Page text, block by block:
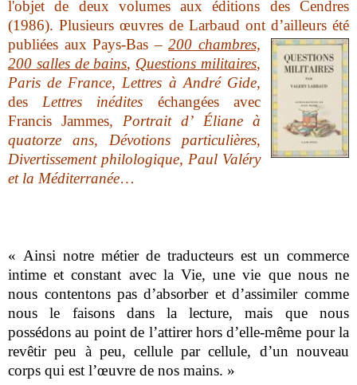
l'objet de deux volumes aux éditions des Cendres
(1986). Plusieurs œuvres de Larbaud ont d’ailleurs été
publiées aux Pays-Bas –200 chambres,
200 salles de bains, Questions militaires,
Paris de France,Lettres à André Gide,
desLettres inédites échangées avec
Francis Jammes, Portrait d’ Éliane à
quatorze ans, Dévotions particulières,
Divertissement philologique, Paul Valéry
et la Méditerranée…
« Ainsi notre métier de traducteurs est un commerce
intime et constant avec la Vie, une vie que nous ne
nous contentons pas d’absorber et d’assimiler comme
nous le faisons dans la lecture, mais que nous
possédons au point de l’attirer hors d’elle-même pour la
revêtir peu à peu, cellule par cellule, d’un nouveau
corps qui est l’œuvre de nos mains. »